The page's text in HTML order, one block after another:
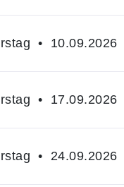
• 10.09.2026
• 17.09.2026
• 24.09.2026